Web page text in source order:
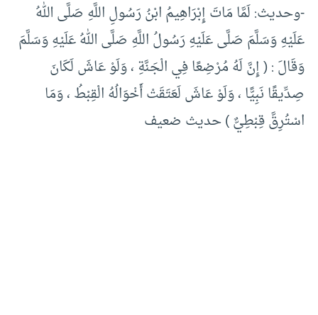
-وحديث: لَمَّا مَاتَ إِبْرَاهِيمُ ابْنُ رَسُولِ اللَّهِ صَلَّى اللهُ
عَلَيْهِ وَسَلَّمَ صَلَّى عَلَيْهِ رَسُولُ اللَّهِ صَلَّى اللهُ عَلَيْهِ وَسَلَّمَ
وَقَالَ : ( إِنَّ لَهُ مُرْضِعًا فِي الْجَنَّةِ ، وَلَوْ عَاشَ لَكَانَ
صِدِّيقًا نَبِيًّا ، وَلَوْ عَاشَ لَعَتَقَتْ أَخْوَالُهُ الْقِبْطُ ، وَمَا
اسْتُرِقَّ قِبْطِيٌّ ) حديث ضعيف